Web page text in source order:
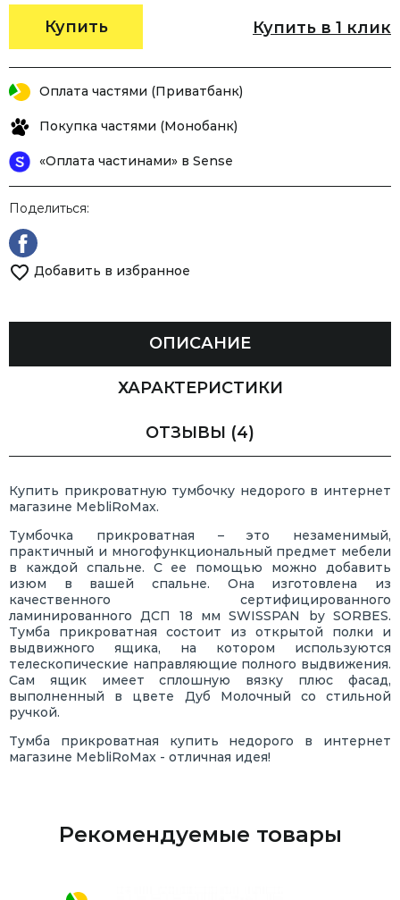
Купить Купить в 1 клик
Оплата частями (Приватбанк)
Покупка частями (Монобанк)
«Оплата частинами» в Sense
Поделиться:
Добавить в избранное
ОПИСАНИЕ
ХАРАКТЕРИСТИКИ
ОТЗЫВЫ (4)
Купить прикроватную тумбочку недорого в интернет
магазине MebliRoMax.
Тумбочка прикроватная – это незаменимый,
практичный и многофункциональный предмет мебели
в каждой спальне. С ее помощью можно добавить
изюм в вашей спальне. Она изготовлена из
качественного сертифицированного
ламинированного ДСП 18 мм SWISSPAN by SORBES.
Тумба прикроватная состоит из открытой полки и
выдвижного ящика, на котором используются
телескопические направляющие полного выдвижения.
Сам ящик имеет сплошную вязку плюс фасад,
выполненный в цвете Дуб Молочный со стильной
ручкой.
Тумба прикроватная купить недорого в интернет
магазине MebliRoMax - отличная идея!
Рекомендуемые товары